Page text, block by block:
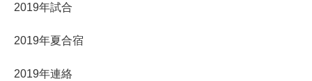
2019年試合
2019年夏合宿
2019年連絡